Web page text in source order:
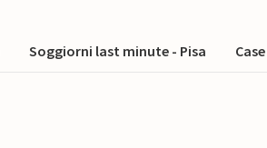
Soggiorni last minute - Pisa